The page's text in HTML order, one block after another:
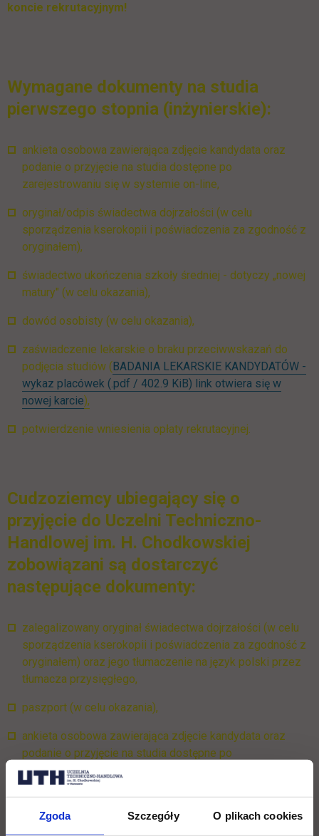
Zgoda Szczegóły O plikach cookies
koncie rekrutacyjnym!
Wymagane dokumenty na studia
pierwszego stopnia (inżynierskie):
ankieta osobowa zawierająca zdjęcie kandydata oraz
podanie o przyjęcie na studia dostępne po
zarejestrowaniu się w systemie on-line,
oryginał/odpis świadectwa dojrzałości (w celu
sporządzenia kserokopii i poświadczenia za zgodność z
oryginałem),
świadectwo ukończenia szkoły średniej - dotyczy „nowej
matury" (w celu okazania),
dowód osobisty (w celu okazania),
zaświadczenie lekarskie o braku przeciwwskazań do
podjęcia studiów (BADANIA LEKARSKIE KANDYDATÓW -
wykaz placówek (.pdf / 402.9 KiB) link otwiera się w
nowej karcie),
potwierdzenie wniesienia opłaty rekrutacyjnej.
Cudzoziemcy ubiegający się o
przyjęcie do Uczelni Techniczno-
Handlowej im. H. Chodkowskiej
zobowiązani są dostarczyć
następujące dokumenty:
zalegalizowany oryginał świadectwa dojrzałości (w celu
sporządzenia kserokopii i poświadczenia za zgodność z
oryginałem) oraz jego tłumaczenie na język polski przez
tłumacza przysięgłego,
paszport (w celu okazania),
ankieta osobowa zawierająca zdjęcie kandydata oraz
podanie o przyjęcie na studia dostępne po
zarejestrowaniu się w systemie on-line,
zaświadczenie lekarskie o braku przeciwwskazań do
podjęcia studiów (
BADANIA LEKARSKIE KANDYDATÓW -
wykaz placówek (.pdf / 402.9 KiB) link otwiera się w